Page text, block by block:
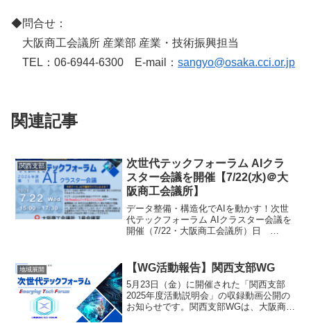
◆問合せ：
大阪商工会議所 産業部 産業・技術振興担当
TEL：06-6944-6300 E-mail： sangyo@osaka.cci.or.jp
関連記事
関西支部
次世代テックフォーラム AIクラ
スター会議を開催【7/22(水)＠大
阪商工会議所】
データ整備・構造化でAIを動かす！次世
代テックフォーラム AIクラスター会議を
開催（7/22・大阪商工会議所）日
区本町橋2番8号）地下1階 1号会議...
地域展開 【WG活動報告】関西支部WG
5月23日（金）に開催された「関西支部
2025年度活動説明会」の収録動画公開の
お知らせです。関西支部WGは、大阪商工